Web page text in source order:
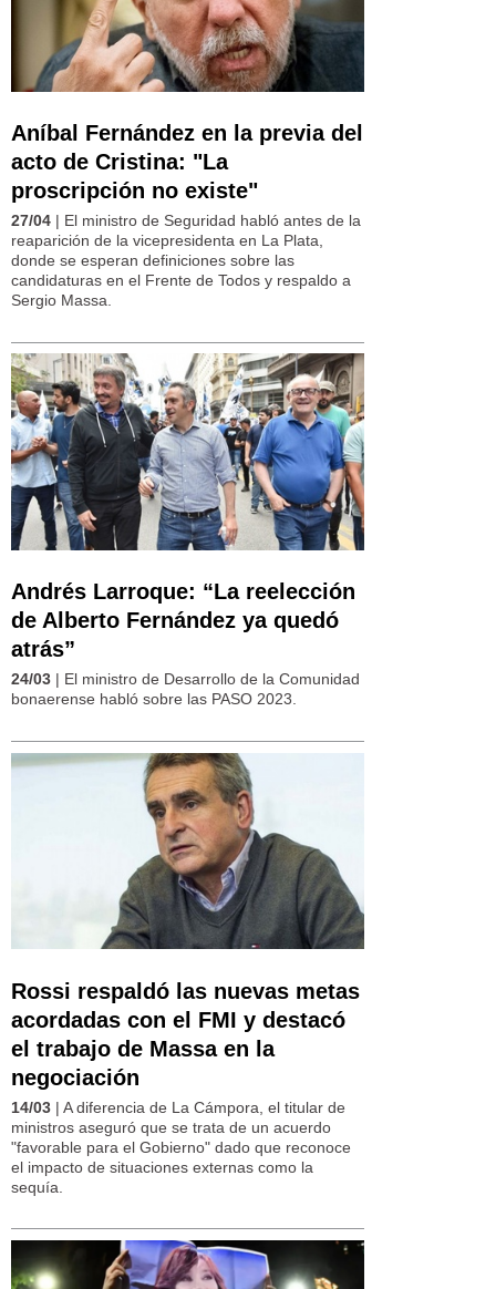
Aníbal Fernández en la previa del
acto de Cristina: "La
proscripción no existe"
27/04 | El ministro de Seguridad habló antes de la
reaparición de la vicepresidenta en La Plata,
donde se esperan definiciones sobre las
candidaturas en el Frente de Todos y respaldo a
Sergio Massa.
Andrés Larroque: “La reelección
de Alberto Fernández ya quedó
atrás”
24/03 | El ministro de Desarrollo de la Comunidad
bonaerense habló sobre las PASO 2023.
Rossi respaldó las nuevas metas
acordadas con el FMI y destacó
el trabajo de Massa en la
negociación
14/03 | A diferencia de La Cámpora, el titular de
ministros aseguró que se trata de un acuerdo
"favorable para el Gobierno" dado que reconoce
el impacto de situaciones externas como la
sequía.